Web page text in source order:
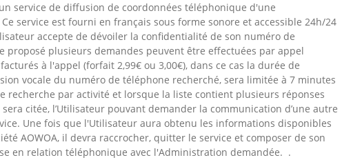
service de diffusion de coordonnées téléphonique d'une
service est fourni en français sous forme sonore et accessible 24h/24
accepte de dévoiler la confidentialité de son numéro de
proposé plusieurs demandes peuvent être effectuées par appel
à l'appel (forfait 2,99€ ou 3,00€), dans ce cas la durée de
vocale du numéro de téléphone recherché, sera limitée à 7 minutes
recherche par activité et lorsque la liste contient plusieurs réponses
citée, l’Utilisateur pouvant demander la communication d’une autre
Une fois que l'Utilisateur aura obtenu les informations disponibles
AOWOA, il devra raccrocher, quitter le service et composer de son
en relation téléphonique avec l'Administration demandée. .